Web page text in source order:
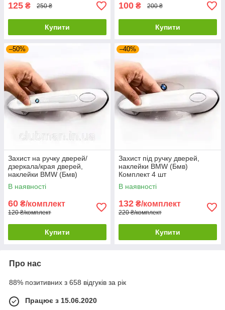
125 ₴ 250 ₴
Купити
100 ₴ 200 ₴
Купити
–50%
Захист на ручку дверей/
дзеркала/края дверей,
наклейки BMW (Бмв)
Комплект 4 шт
В наявності
60 ₴/комплект
120 ₴/комплект
Купити
–40%
Захист під ручку дверей,
наклейки BMW (Бмв)
Комплект 4 шт
В наявності
132 ₴/комплект
220 ₴/комплект
Купити
Про нас
88% позитивних з 658 відгуків за рік
Працює з 15.06.2020